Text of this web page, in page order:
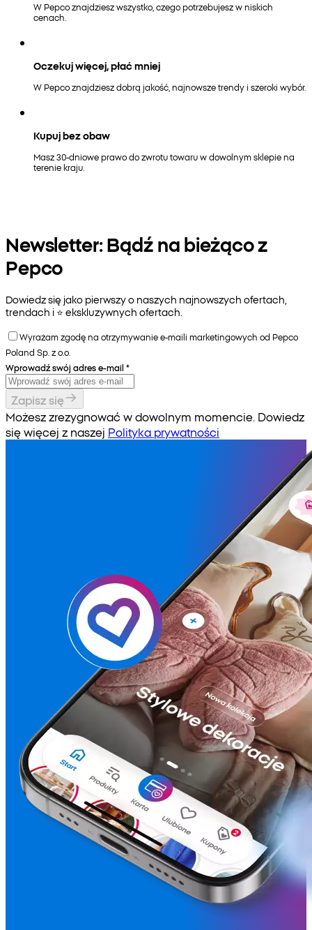
W Pepco znajdziesz wszystko, czego potrzebujesz w niskich
cenach.
Oczekuj więcej, płać mniej
W Pepco znajdziesz dobrą jakość, najnowsze trendy i szeroki wybór.
Kupuj bez obaw
Masz 30-dniowe prawo do zwrotu towaru w dowolnym sklepie na
terenie kraju.
Newsletter: Bądź na bieżąco z
Pepco
Dowiedz się jako pierwszy o naszych najnowszych ofertach,
trendach i ⭐️ ekskluzywnych ofertach.
Wyrażam zgodę na otrzymywanie e-maili marketingowych od Pepco
Poland Sp. z o.o.
Wprowadź swój adres e-mail *
Zapisz się
Możesz zrezygnować w dowolnym momencie. Dowiedz
się więcej z naszej Polityka prywatności